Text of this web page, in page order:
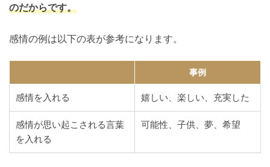
のだからです。
感情の例は以下の表が参考になります。
事例
感情を入れる 嬉しい、楽しい、充実した
感情が思い起こされる言葉
を入れる
可能性、子供、夢、希望